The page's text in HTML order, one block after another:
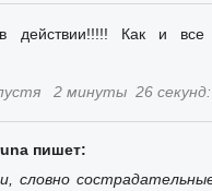
действии!!!!! Как и все
2 минуты 26 секунд:
пишет:
словно